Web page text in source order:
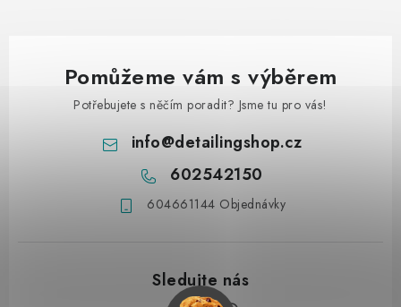
Pomůžeme vám s výběrem
Potřebujete s něčím poradit? Jsme tu pro vás!
info@detailingshop.cz
602542150
604661144 Objednávky